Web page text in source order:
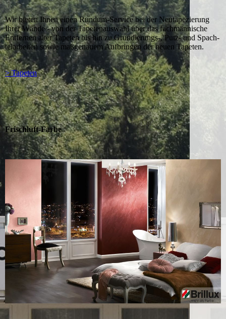
Wir bieten Ihnen einen Rundum-Service bei der Neutapezierung
Ihrer Wände - von der Ta­pe­ten­aus­wahl über das fachmännische
Entfernen alter Tapeten bis hin zu Grundierungs-, Putz- und Spach­
tel­ar­bei­ten sowie maßgenauem Aufbringen der neuen Tapeten.
> Tapeten
Frischluft-Farbe